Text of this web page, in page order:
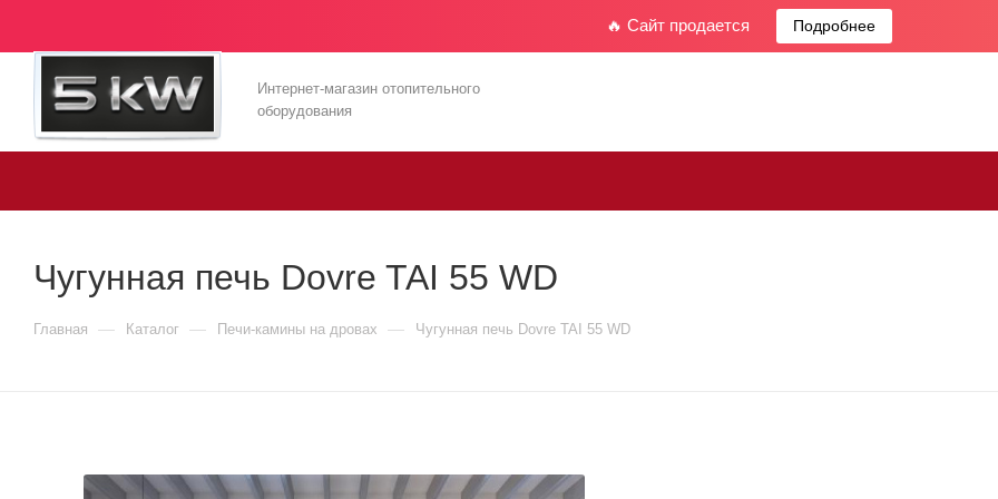
🔥 Сайт продается Подробнее
Интернет-магазин отопительного
оборудования
Чугунная печь Dovre TAI 55 WD
Главная — Каталог — Печи-камины на дровах — Чугунная печь Dovre TAI 55 WD